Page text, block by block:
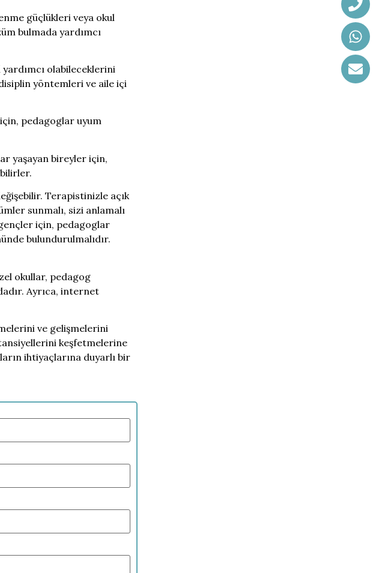
güçlükleri veya okul
bulmada yardımcı
olabileceklerini
yöntemleri ve aile içi
pedagoglar uyum
yaşayan bireyler için,
Terapistinizle açık
sunmalı, sizi anlamalı
için, pedagoglar
bulundurulmalıdır.
okullar, pedagog
Ayrıca, internet
ve gelişmelerini
keşfetmelerine
ihtiyaçlarına duyarlı bir